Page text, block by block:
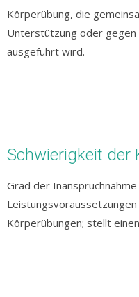
Körperübung, die
Unterstützung oder
ausgeführt wird.
Schwierigkeit der
Grad der
Körperübungen; stellt